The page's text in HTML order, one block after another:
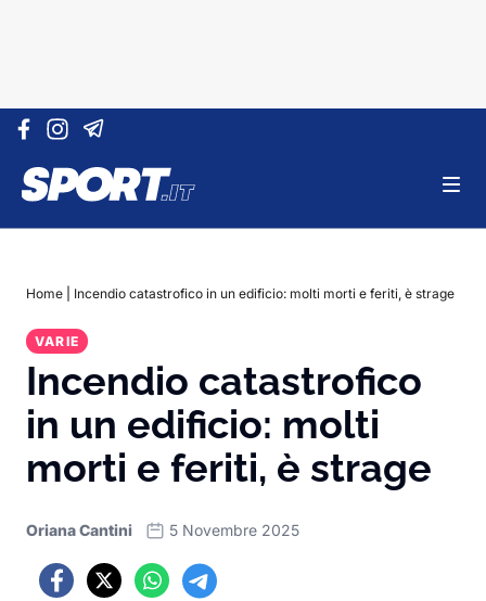
Vai al contenuto
Home Incendio catastrofico in un edificio: molti morti e feriti, è strage
VARIE
Incendio catastrofico
in un edificio: molti
morti e feriti, è strage
Oriana Cantini 5 Novembre 2025